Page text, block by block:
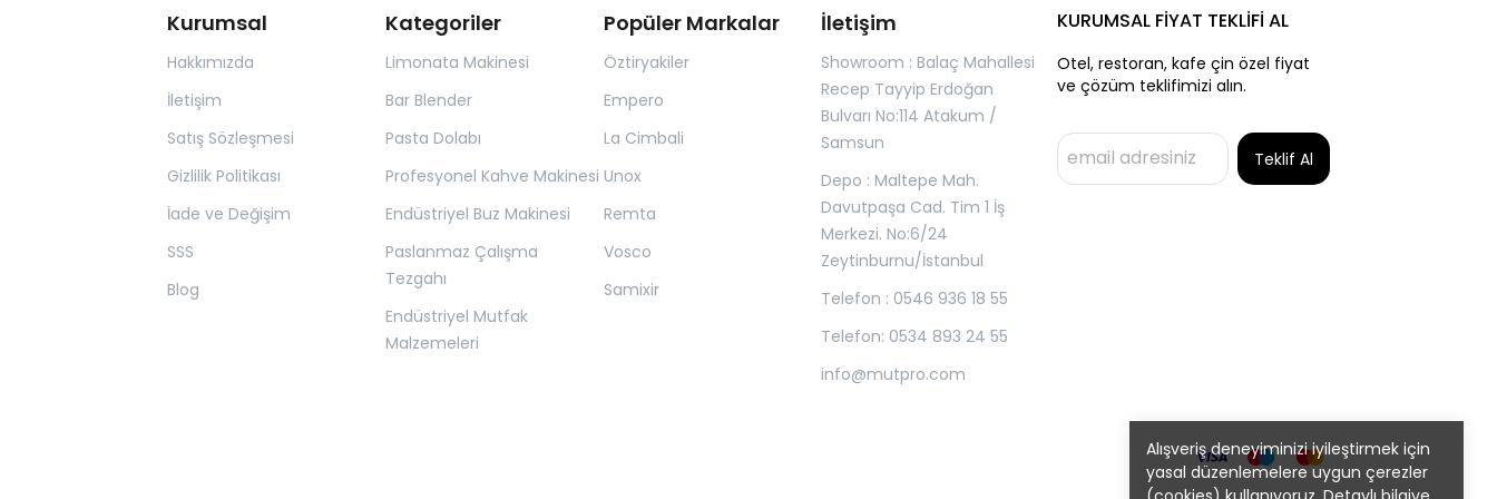
Alışveriş deneyiminizi iyileştirmek için
yasal düzenlemelere uygun çerezler
Kurumsal
Hakkımızda
İletişim
Satış Sözleşmesi
Gizlilik Politikası
İade ve Değişim
SSS
Blog
Kategoriler
Limonata Makinesi
Bar Blender
Pasta Dolabı
Profesyonel Kahve Makinesi
Endüstriyel Buz Makinesi
Paslanmaz Çalışma
Tezgahı
Endüstriyel Mutfak
Malzemeleri
Popüler Markalar
Öztiryakiler
Empero
La Cimbali
Unox
Remta
Vosco
Samixir
İletişim
Showroom : Balaç Mahallesi
Recep Tayyip Erdoğan
Bulvarı No:114 Atakum /
Samsun
Depo : Maltepe Mah.
Davutpaşa Cad. Tim 1 İş
Merkezi. No:6/24
Zeytinburnu/İstanbul
Telefon : 0546 936 18 55
Telefon: 0534 893 24 55
info@mutpro.com
KURUMSAL FİYAT TEKLİFİ AL
Otel, restoran, kafe çin özel fiyat
ve çözüm teklifimizi alın.
Teklif Al